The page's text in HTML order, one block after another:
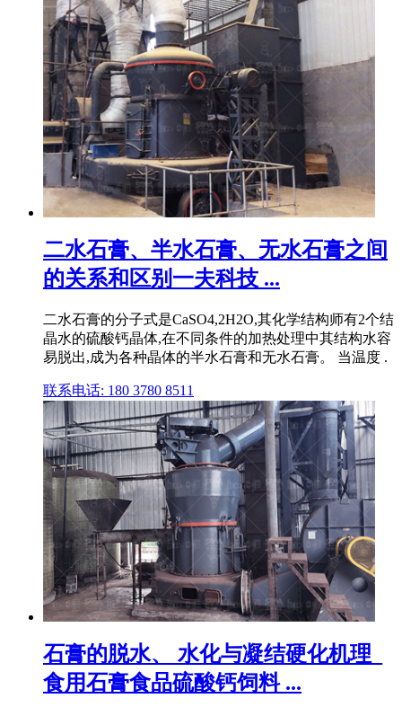
二水石膏、半水石膏、无水石膏之间
的关系和区别一夫科技 ...
二水石膏的分子式是CaSO4,2H2O,其化学结构师有2个结
晶水的硫酸钙晶体,在不同条件的加热处理中其结构水容
易脱出,成为各种晶体的半水石膏和无水石膏。 当温度 .
联系电话: 180 3780 8511
石膏的脱水、 水化与凝结硬化机理_
食用石膏食品硫酸钙饲料 ...